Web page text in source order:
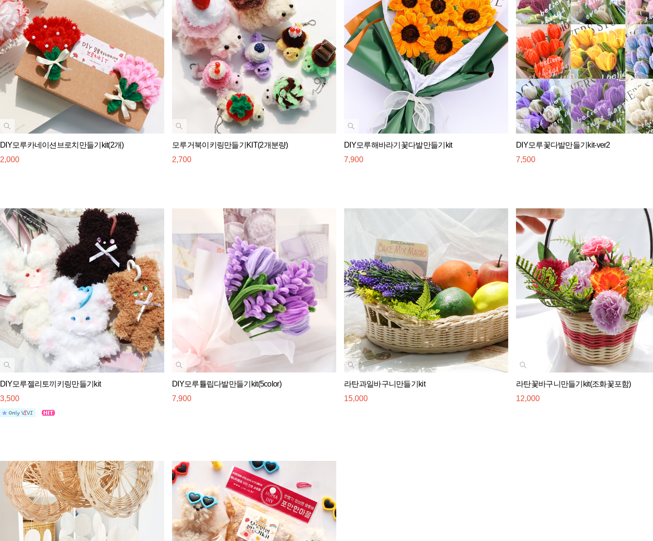
DIY모루카네이션브로치만들기kit(2개)
2,000
모루거북이키링만들기KIT(2개분량)
2,700
DIY모루해바라기꽃다발만들기kit
7,900
DIY모루꽃다발만들기kit-ver2
7,500
DIY모루젤리토끼키링만들기kit
3,500
DIY모루튤립다발만들기kit(5color)
7,900
라탄과일바구니만들기kit
15,000
라탄꽃바구니만들기kit(조화꽃포함)
12,000